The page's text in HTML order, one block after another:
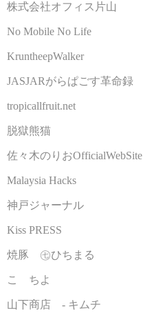
株式会社オフィス片山
No Mobile No Life
KruntheepWalker
JASJARがらぱごす革命録
tropicallfruit.net
脱獄熊猫
佐々木のりおOfficialWebSite
Malaysia Hacks
神戸ジャーナル
Kiss PRESS
焼豚 ㊆ひちまる
こゝちよ
山下商店 - キムチ